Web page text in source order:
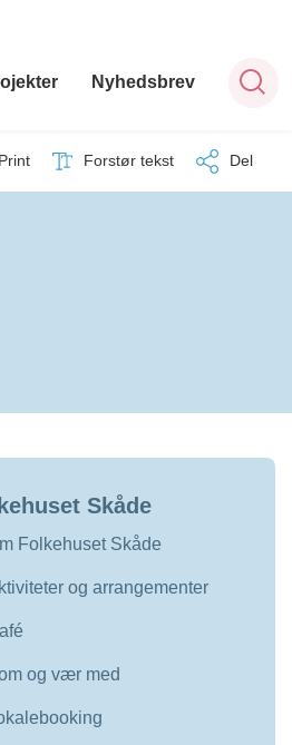
Nyhedsbrev
Print Forstør tekst Del
Skåde
Folkehuset Skåde
og arrangementer
og vær med